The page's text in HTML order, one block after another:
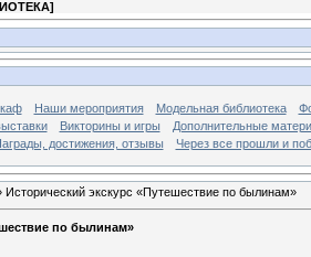
]
Наши мероприятия Модельная библиотека
Викторины и игры
Дополнительные
достижения, отзывы
Через все прошли и
Исторический экскурс «Путешествие по былинам»
по былинам»